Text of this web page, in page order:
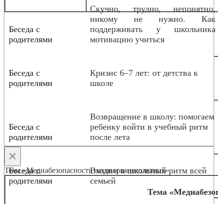
Беседа с
родителями
Скучно, трудно, непонятно,
никому не нужно. Как
поддерживать у школьника
мотивацию учиться
Беседа с
родителями
Кризис 6–7 лет: от детства к
школе
Беседа с
родителями
Возвращение в школу: помогаем
ребенку войти в учебный ритм
после лета
Беседа с
родителями
Входим в школьный ритм всей
семьей
×
Тема «Медиабезопасность несовершеннолетних»
Тема